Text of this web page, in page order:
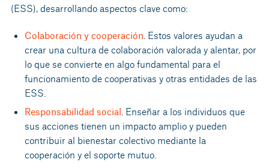
(ESS), desarrollando aspectos clave como:
Colaboración y cooperación . Estos valores ayudan a
crear una cultura de colaboración valorada y alentar, por
lo que se convierte en algo fundamental para el
funcionamiento de cooperativas y otras entidades de las
ESS.
Responsabilidad social . Enseñar a los individuos que
sus acciones tienen un impacto amplio y pueden
contribuir al bienestar colectivo mediante la
cooperación y el soporte mutuo.